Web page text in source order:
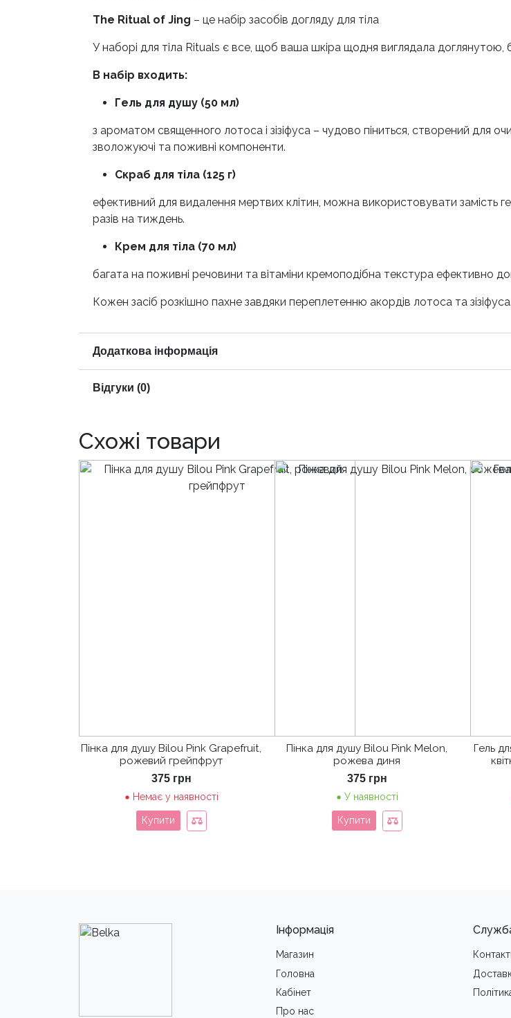
The Ritual of Jing – це набір засобів догляду для тіла
У наборі для тіла Rituals є все, щоб ваша шкіра щодня виглядала доглянутою,
В набір входить:
Гель для душу (50 мл)
з ароматом священного лотоса і зізіфуса – чудово піниться, створений для
зволожуючі та поживні компоненти.
Скраб для тіла (125 г)
ефективний для видалення мертвих клітин, можна використовувати замість
разів на тиждень.
Крем для тіла (70 мл)
багата на поживні речовини та вітаміни кремоподібна текстура ефективно
Кожен засіб розкішно пахне завдяки переплетенню акордів лотоса та зізіфуса.
Додаткова інформація
Відгуки (0)
Схожі товари
Пінка для душу Bilou Pink Grapefruit,
рожевий грейпфрут
375 грн
Немає у наявності
Купити
Пінка для душу Bilou Pink Melon,
рожева диня
375 грн
У наявності
Купити
Гель
Інформація
Магазин
Головна
Кабінет
Про нас